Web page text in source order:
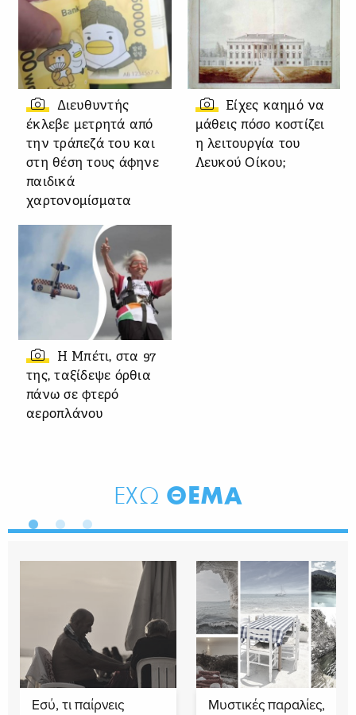
Διευθυντής
έκλεβε μετρητά από
την τράπεζά του και
στη θέση τους άφηνε
παιδικά
χαρτονομίσματα
Είχες καημό να
μάθεις πόσο κοστίζει
η λειτουργία του
Λευκού Οίκου;
Η Μπέτι, στα 97
της, ταξίδεψε όρθια
πάνω σε φτερό
αεροπλάνου
ΕΧΩ ΘΕΜΑ
Εσύ, τι παίρνεις
Μυστικές παραλίες,